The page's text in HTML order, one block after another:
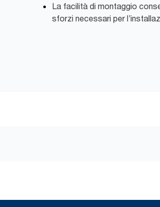
La facilità di montaggio
sforzi necessari per